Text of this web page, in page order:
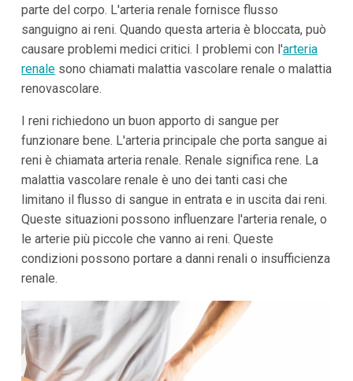
parte del corpo. L'arteria renale fornisce flusso
sanguigno ai reni. Quando questa arteria è bloccata, può
causare problemi medici critici. I problemi con l'arteria
renalesono chiamati malattia vascolare renale o malattia
renovascolare.
I reni richiedono un buon apporto di sangue per
funzionare bene. L'arteria principale che porta sangue ai
reni è chiamata arteria renale. Renale significa rene. La
malattia vascolare renale è uno dei tanti casi che
limitano il flusso di sangue in entrata e in uscita dai reni.
Queste situazioni possono influenzare l'arteria renale, o
le arterie più piccole che vanno ai reni. Queste
condizioni possono portare a danni renali o insufficienza
renale.